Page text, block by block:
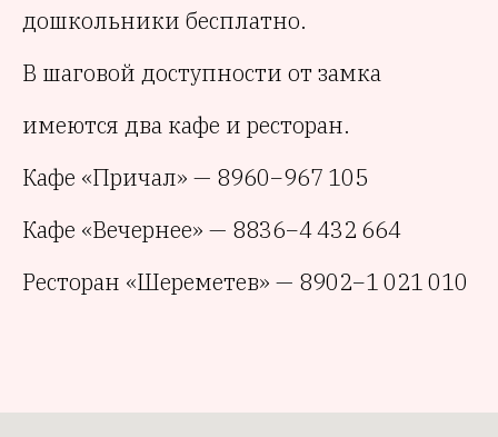
дошкольники бесплатно.
В шаговой доступности от замка
имеются два кафе и ресторан.
Кафе «Причал» — 8960−967 105
Кафе «Вечернее» — 8836−4 432 664
Ресторан «Шереметев» — 8902−1 021 010